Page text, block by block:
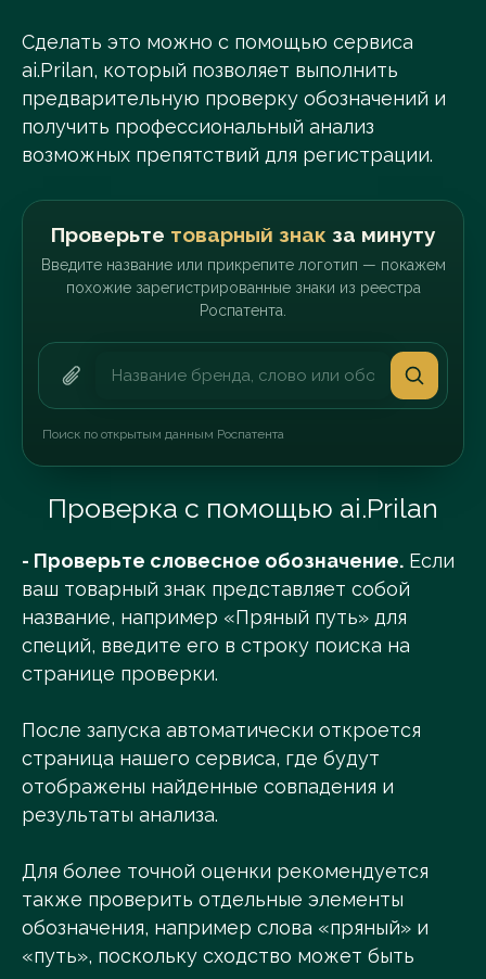
Сделать это можно с помощью сервиса
ai.Prilan, который позволяет выполнить
предварительную проверку обозначений и
получить профессиональный анализ
возможных препятствий для регистрации.
Проверьте товарный знак за минуту
Введите название или прикрепите логотип — покажем
похожие зарегистрированные знаки из реестра
Роспатента.
Поиск по открытым данным Роспатента
Проверка с помощью ai.Prilan
- Проверьте словесное обозначение. Если
ваш товарный знак представляет собой
название, например «Пряный путь» для
специй, введите его в строку поиска на
странице проверки.
После запуска автоматически откроется
страница нашего сервиса, где будут
отображены найденные совпадения и
результаты анализа.
Для более точной оценки рекомендуется
также проверить отдельные элементы
обозначения, например слова «пряный» и
«путь», поскольку сходство может быть